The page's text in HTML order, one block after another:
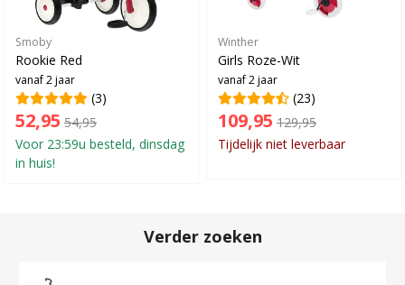
Smoby
Rookie Red
vanaf 2 jaar
(3)
52,95 54,95
Voor 23:59u besteld, dinsdag
in huis!
Winther
Girls Roze-Wit
vanaf 2 jaar
(23)
109,95 129,95
Tijdelijk niet leverbaar
Verder zoeken